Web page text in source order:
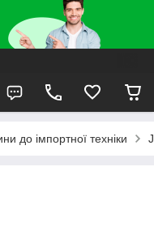
до імпортної техніки